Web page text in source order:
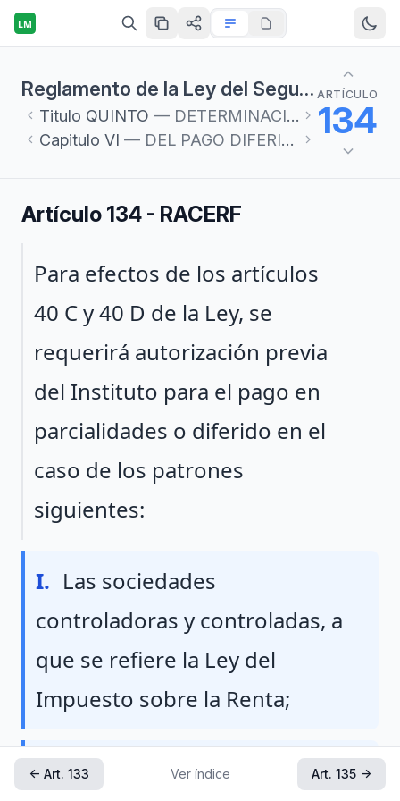
LM
Reglamento de la Ley del Seguro Social en materia de Afiliación, Clasificación de Empresas, Recaudación y Fiscalización
Titulo QUINTO — DETERMINACIÓN Y PAGO DE CUOTAS
Capitulo VI — DEL PAGO DIFERIDO O EN PARCIALIDADES
ARTÍCULO
134
Artículo 134 - RACERF
Párrafo 1
Para efectos de los artículos
40 C y 40 D de la Ley, se
requerirá autorización previa
del Instituto para el pago en
parcialidades o diferido en el
caso de los patrones
siguientes:
Fraccion I
I. Las sociedades
controladoras y controladas, a
que se refiere la Ley del
Impuesto sobre la Renta;
Fraccion II
II. Las instituciones o
← Art. 133 Ver índice Art. 135 →